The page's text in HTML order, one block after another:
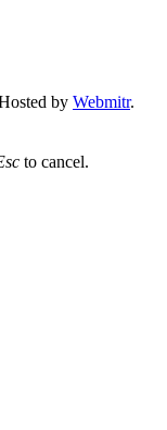
by Webmitr.
to cancel.